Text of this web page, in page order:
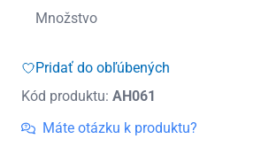
Množstvo
množstvo
prípojný
750I
60x60mm
Pridať do obľúbených
Kód produktu: AH061
Máte otázku k produktu?